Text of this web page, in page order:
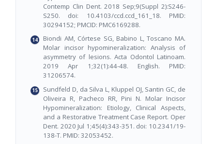
Contemp Clin Dent. 2018 Sep;9(Suppl 2):S246-
S250. doi: 10.4103/ccd.ccd_161_18. PMID:
30294152; PMCID: PMC6169288.
Biondi AM, Córtese SG, Babino L, Toscano MA.
Molar incisor hypomineralization: Analysis of
asymmetry of lesions. Acta Odontol Latinoam.
2019 Apr 1;32(1):44-48. English. PMID:
31206574.
Sundfeld D, da Silva L, Kluppel OJ, Santin GC, de
Oliveira R, Pacheco RR, Pini N. Molar Incisor
Hypomineralization: Etiology, Clinical Aspects,
and a Restorative Treatment Case Report. Oper
Dent. 2020 Jul 1;45(4):343-351. doi: 10.2341/19-
138-T. PMID: 32053452.